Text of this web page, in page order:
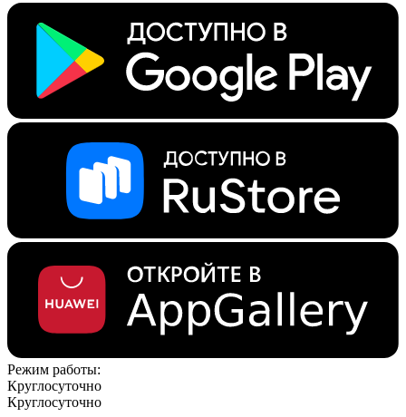
Режим работы:
Круглосуточно
Круглосуточно